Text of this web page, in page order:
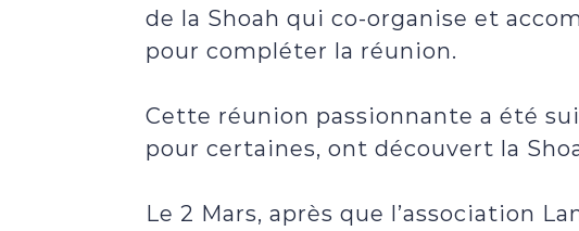
de la Shoah qui co-organise et
pour compléter la réunion.
Cette réunion passionnante a été
pour certaines, ont découvert la
Le 2 Mars, après que l’association